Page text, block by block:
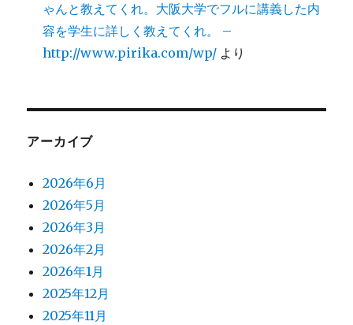
ゃんと教えてくれ。大阪大学でフルに講義した内
容を学生に詳しく教えてくれ。 –
http://www.pirika.com/wp/ より
アーカイブ
2026年6月
2026年5月
2026年3月
2026年2月
2026年1月
2025年12月
2025年11月